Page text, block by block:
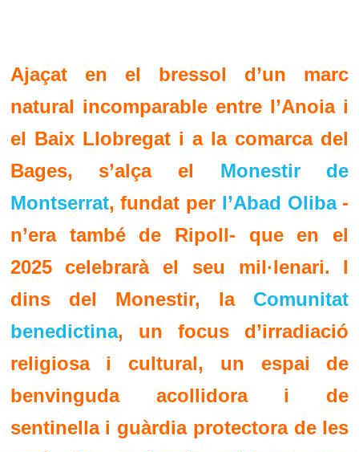
Ajaçat en el bressol d’un marc
natural incomparable entre l’Anoia i
el Baix Llobregat i a la comarca del
Bages, s’alça el Monestir de
Montserrat, fundat per l’Abad Oliba-
n’era també de Ripoll- que en el
2025 celebrarà el seu mil·lenari. I
dins del Monestir, la Comunitat
benedictina, un focus d’irradiació
religiosa i cultural, un espai de
benvinguda acollidora i de
sentinella i guàrdia protectora de les